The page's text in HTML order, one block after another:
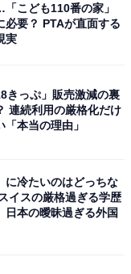
／40代女性）」な
）」「小学校ご
20代女性）」など
ごとに席が決ま
県／50代女
を必ず招くこと
」「中学校の担任
るかと（長野県／
の地方も多いよ
こども110番の家」
必要？ PTAが直面する
実
きっぷ」販売激減の裏
連続利用の厳格化だけ
「本当の理由」
に冷たいのはどっちな
イスの厳格過ぎる学歴
日本の曖昧過ぎる外国